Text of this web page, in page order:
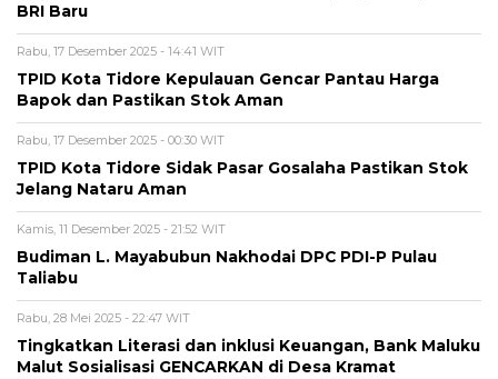
BRI Baru
Rabu, 17 Desember 2025 - 14:41 WIT
TPID Kota Tidore Kepulauan Gencar Pantau Harga
Bapok dan Pastikan Stok Aman
Rabu, 17 Desember 2025 - 00:30 WIT
TPID Kota Tidore Sidak Pasar Gosalaha Pastikan Stok
Jelang Nataru Aman
Kamis, 11 Desember 2025 - 21:52 WIT
Budiman L. Mayabubun Nakhodai DPC PDI-P Pulau
Taliabu
Rabu, 28 Mei 2025 - 22:47 WIT
Tingkatkan Literasi dan inklusi Keuangan, Bank Maluku
Malut Sosialisasi GENCARKAN di Desa Kramat